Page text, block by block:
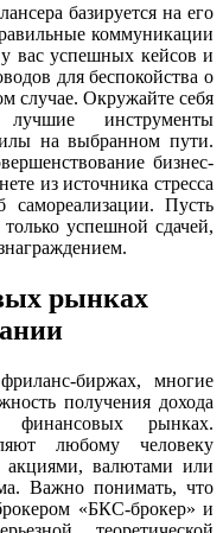
базируется на его
коммуникации
вас успешных кейсов и
для беспокойства о
случае. Окружайте себя
лучшие инструменты
на выбранном пути.
бизнес-
из источника стресса
Пусть
успешной сдачей,
рынках
биржах, многие
получения дохода
рынках.
любому человеку
акциями, валютами или
Важно понимать, что
«БКС-брокер» и